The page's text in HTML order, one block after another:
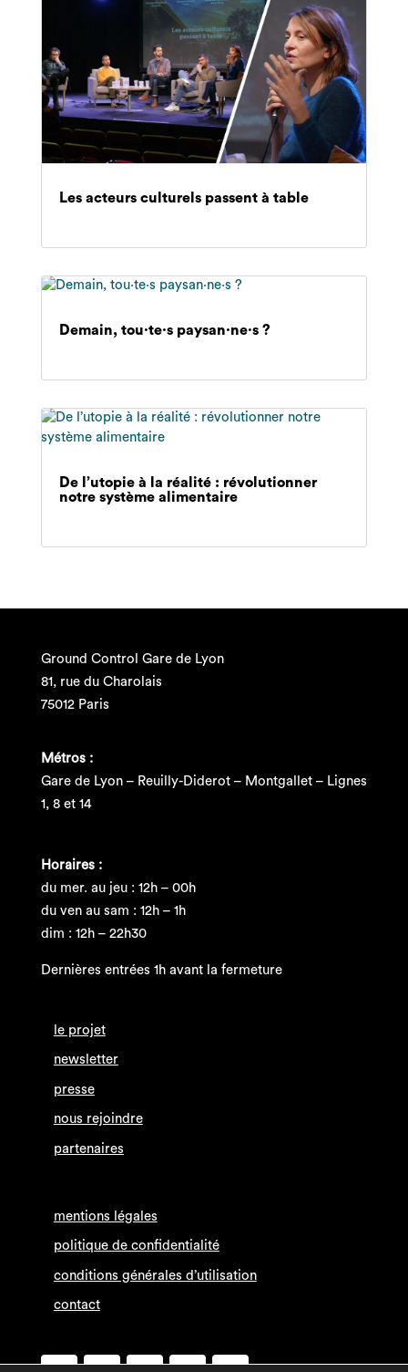
Les acteurs culturels passent à table
Demain, tou·te·s paysan·ne·s ?
De l’utopie à la réalité : révolutionner
notre système alimentaire
Ground Control Gare de Lyon
81, rue du Charolais
75012 Paris
Métros :
Gare de Lyon – Reuilly-Diderot – Montgallet – Lignes
1, 8 et 14
Horaires :
du mer. au jeu : 12h – 00h
du ven au sam : 12h – 1h
dim : 12h – 22h30
Dernières entrées 1h avant la fermeture
le projet
newsletter
presse
nous rejoindre
partenaires
mentions légales
politique de confidentialité
conditions générales d’utilisation
contact